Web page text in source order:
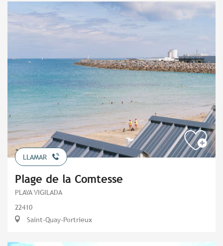
LLAMAR
Plage de la Comtesse
PLAYA VIGILADA
22410
Saint-Quay-Portrieux